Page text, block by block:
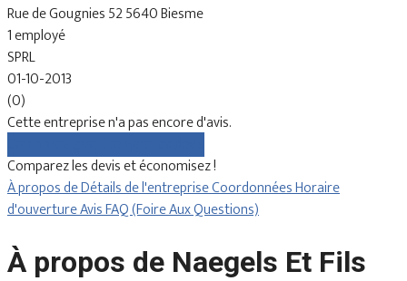
Rue de Gougnies 52 5640 Biesme
1 employé
SPRL
01-10-2013
(0)
Cette entreprise n'a pas encore d'avis.
Comparez les devis et économisez !
À propos deDétails de l'entrepriseCoordonnéesHoraire
d'ouvertureAvisFAQ (Foire Aux Questions)
À propos de Naegels Et Fils